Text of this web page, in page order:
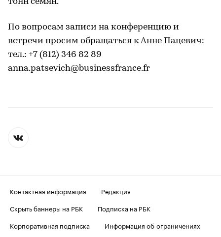
По вопросам записи на конференцию и
встречи просим обращаться к Анне Пацевич:
тел.: +7 (812) 346 82 89
anna.patsevich@businessfrance.fr
Контактная информация
Редакция
Скрыть баннеры на РБК
Подписка на РБК
Корпоративная подписка
Информация об ограничениях